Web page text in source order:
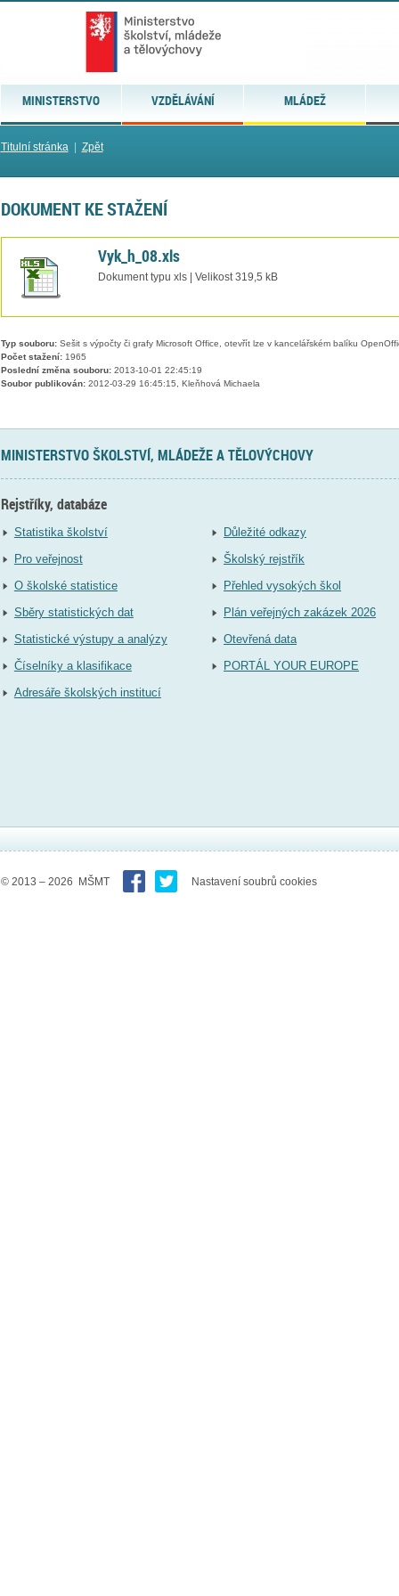
MINISTERSTVO VZDĚLÁVÁNÍ MLÁDEŽ
Titulní stránka| Zpět
DOKUMENT KE STAŽENÍ
Vyk_h_08.xls
Dokument typu xls | Velikost 319,5 kB
Typ souboru:Sešit s výpočty či grafy Microsoft Office, otevřít lze v kancelářském balíku
Počet stažení:1965
Poslední změna souboru:2013-10-01 22:45:19
Soubor publikován:2012-03-29 16:45:15, Kleňhová Michaela
MINISTERSTVO ŠKOLSTVÍ, MLÁDEŽE A TĚLOVÝCHOVY
Rejstříky, databáze
Statistika školství
Pro veřejnost
O školské statistice
Sběry statistických dat
Statistické výstupy a analýzy
Číselníky a klasifikace
Adresáře školských institucí
Důležité odkazy
Školský rejstřík
Přehled vysokých škol
Plán veřejných zakázek 2026
Otevřená data
PORTÁL YOUR EUROPE
© 2013 – 2026 MŠMT Nastavení soubrů cookies